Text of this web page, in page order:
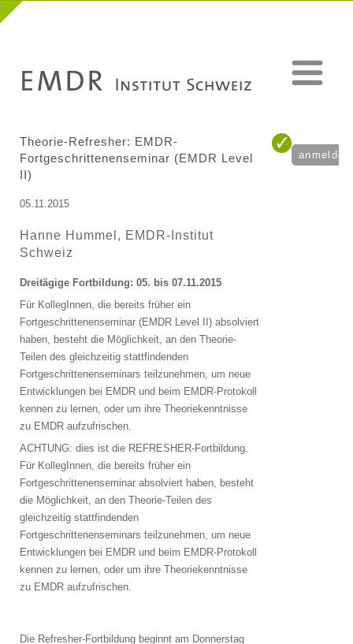
anmelden
Theorie-Refresher: EMDR-
Fortgeschrittenenseminar (EMDR Level
II)
05.11.2015
Hanne Hummel, EMDR-Institut
Schweiz
Dreitägige Fortbildung: 05. bis 07.11.2015
Für KollegInnen, die bereits früher ein
Fortgeschrittenenseminar (EMDR Level II) absolviert
haben, besteht die Möglichkeit, an den Theorie-
Teilen des gleichzeitig stattfindenden
Fortgeschrittenenseminars teilzunehmen, um neue
Entwicklungen bei EMDR und beim EMDR-Protokoll
kennen zu lernen, oder um ihre Theoriekenntnisse
zu EMDR aufzufrischen.
ACHTUNG: dies ist die REFRESHER-Fortbildung.
Für KollegInnen, die bereits früher ein
Fortgeschrittenenseminar absolviert haben, besteht
die Möglichkeit, an den Theorie-Teilen des
gleichzeitig stattfindenden
Fortgeschrittenenseminars teilzunehmen, um neue
Entwicklungen bei EMDR und beim EMDR-Protokoll
kennen zu lernen, oder um ihre Theoriekenntnisse
zu EMDR aufzufrischen.
Die Refresher-Fortbildung beginnt am Donnerstag